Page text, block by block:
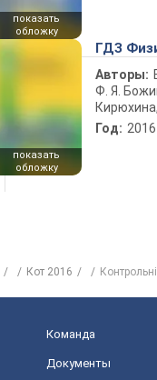
показать
обложку
показать
обложку
ГДЗ
Авторы:
Ф. Я.
Год: 2016
Кот 2016
Команда
Документы